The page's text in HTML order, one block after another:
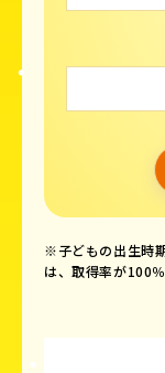
※子どもの出生時
は、取得率が100